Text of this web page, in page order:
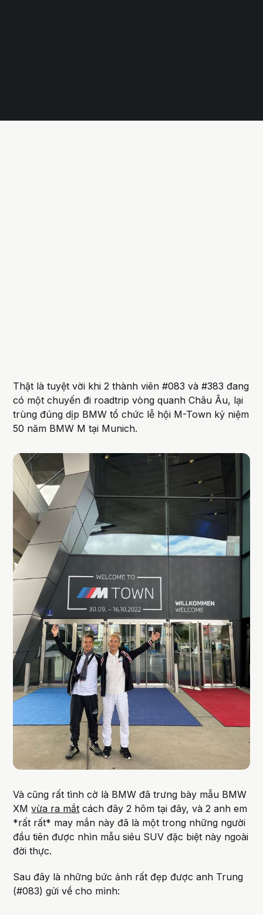
Thật là tuyệt vời khi 2 thành viên #083 và #383 đang
có một chuyến đi roadtrip vòng quanh Châu Âu, lại
trùng đúng dịp BMW tổ chức lễ hội M-Town kỷ niệm
50 năm BMW M tại Munich.
Và cũng rất tình cờ là BMW đã trưng bày mẫu BMW
XMvừa ra mắt cách đây 2 hôm tại đây, và 2 anh em
*rất rất* may mắn này đã là một trong những người
đầu tiên được nhìn mẫu siêu SUV đặc biệt này ngoài
đời thực.
Sau đây là những bức ảnh rất đẹp được anh Trung
(#083) gửi về cho mình: